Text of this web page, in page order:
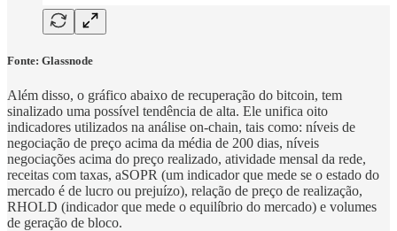
Fonte: Glassnode
Além disso, o gráfico abaixo de recuperação do bitcoin, tem
sinalizado uma possível tendência de alta. Ele unifica oito
indicadores utilizados na análise on-chain, tais como: níveis de
negociação de preço acima da média de 200 dias, níveis
negociações acima do preço realizado, atividade mensal da rede,
receitas com taxas, aSOPR (um indicador que mede se o estado do
mercado é de lucro ou prejuízo), relação de preço de realização,
RHOLD (indicador que mede o equilíbrio do mercado) e volumes
de geração de bloco.